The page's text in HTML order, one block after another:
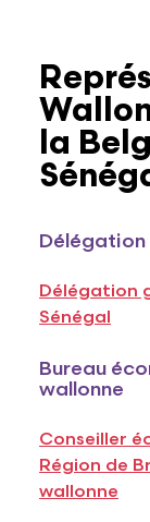
la
Délégation
Délégation
Sénégal
Bureau
wallonne
Conseiller
Région de
wallonne